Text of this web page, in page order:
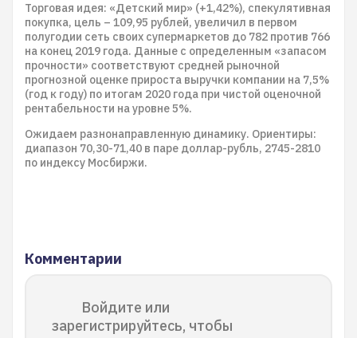
Торговая идея: «Детский мир» (+1,42%), спекулятивная
покупка, цель – 109,95 рублей, увеличил в первом
полугодии сеть своих супермаркетов до 782 против 766
на конец 2019 года. Данные с определенным «запасом
прочности» соответствуют средней рыночной
прогнозной оценке прироста выручки компании на 7,5%
(год к году) по итогам 2020 года при чистой оценочной
рентабельности на уровне 5%.
Ожидаем разнонаправленную динамику. Ориентиры:
диапазон 70,30-71,40 в паре доллар-рубль, 2745-2810
по индексу Мосбиржи.
Комментарии
Войдите или
зарегистрируйтесь, чтобы